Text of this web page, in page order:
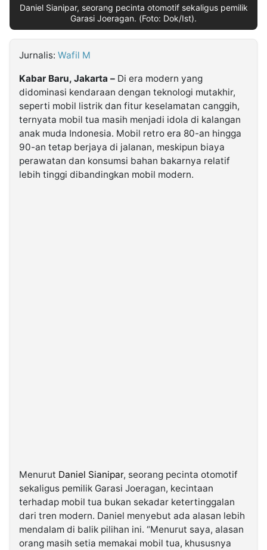
Kabarbaru.co
2026
Kabarbaru
Daniel Sianipar, seorang pecinta otomotif sekaligus pemilik
Garasi Joeragan. (Foto: Dok/Ist).
Jurnalis: Wafil M
Kabar Baru, Jakarta – Di era modern yang
didominasi kendaraan dengan teknologi mutakhir,
seperti mobil listrik dan fitur keselamatan canggih,
ternyata mobil tua masih menjadi idola di kalangan
anak muda Indonesia. Mobil retro era 80-an hingga
90-an tetap berjaya di jalanan, meskipun biaya
perawatan dan konsumsi bahan bakarnya relatif
lebih tinggi dibandingkan mobil modern.
Menurut Daniel Sianipar, seorang pecinta otomotif
sekaligus pemilik Garasi Joeragan, kecintaan
terhadap mobil tua bukan sekadar ketertinggalan
dari tren modern. Daniel menyebut ada alasan lebih
mendalam di balik pilihan ini. “Menurut saya, alasan
orang masih setia memakai mobil tua, khususnya